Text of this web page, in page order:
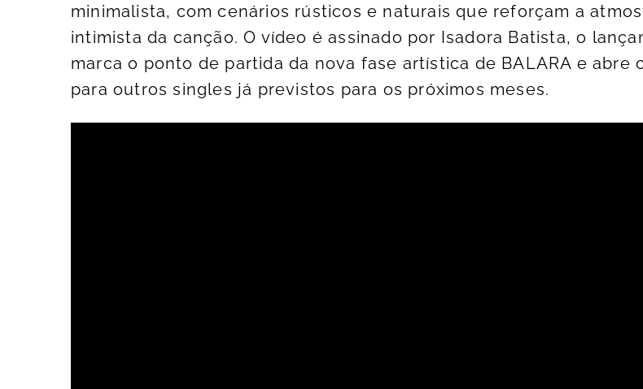
minimalista, com cenários rústicos e naturais que reforçam a
intimista da canção. O vídeo é assinado por Isadora Batista, o
marca o ponto de partida da nova fase artística de BALARA e abre
para outros singles já previstos para os próximos meses.